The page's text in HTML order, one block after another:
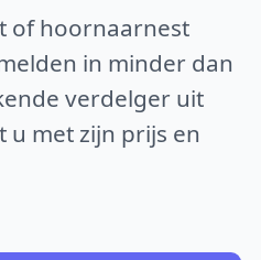
of hoornaarnest
in minder dan
verdelger uit
u met zijn prijs en